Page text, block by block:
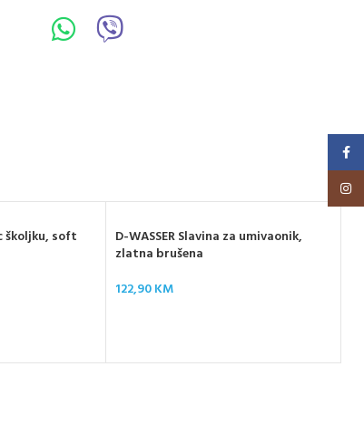
školjku, soft
D-WASSER Slavina za umivaonik,
zlatna brušena
122,90KM